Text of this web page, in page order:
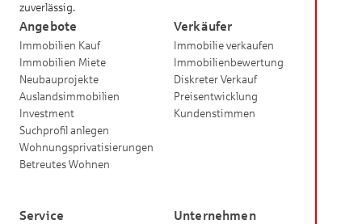
zuverlässig.
Angebote
Immobilien Kauf
Immobilien Miete
Neubauprojekte
Auslandsimmobilien
Investment
Suchprofil anlegen
Wohnungsprivatisierungen
Betreutes Wohnen
Verkäufer
Immobilie verkaufen
Immobilienbewertung
Diskreter Verkauf
Preisentwicklung
Kundenstimmen
Service Unternehmen